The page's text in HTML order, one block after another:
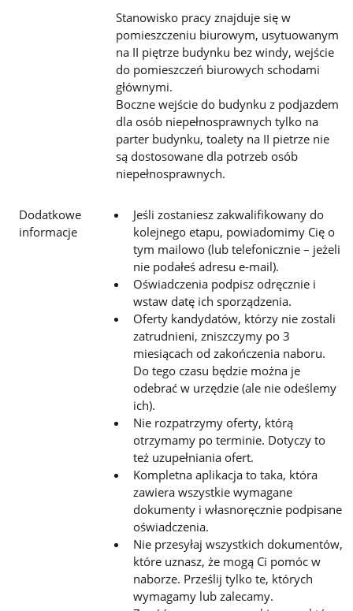
Stanowisko pracy znajduje się w
pomieszczeniu biurowym, usytuowanym
na II piętrze budynku bez windy, wejście
do pomieszczeń biurowych schodami
głównymi.
Boczne wejście do budynku z podjazdem
dla osób niepełnosprawnych tylko na
parter budynku, toalety na II pietrze nie
są dostosowane dla potrzeb osób
niepełnosprawnych.
Dodatkowe
informacje
Jeśli zostaniesz zakwalifikowany do
kolejnego etapu, powiadomimy Cię o
tym mailowo (lub telefonicznie – jeżeli
nie podałeś adresu e-mail).
Oświadczenia podpisz odręcznie i
wstaw datę ich sporządzenia.
Oferty kandydatów, którzy nie zostali
zatrudnieni, zniszczymy po 3
miesiącach od zakończenia naboru.
Do tego czasu będzie można je
odebrać w urzędzie (ale nie odeślemy
ich).
Nie rozpatrzymy oferty, którą
otrzymamy po terminie. Dotyczy to
też uzupełniania ofert.
Kompletna aplikacja to taka, która
zawiera wszystkie wymagane
dokumenty i własnoręcznie podpisane
oświadczenia.
Nie przesyłaj wszystkich dokumentów,
które uznasz, że mogą Ci pomóc w
naborze. Prześlij tylko te, których
wymagamy lub zalecamy.